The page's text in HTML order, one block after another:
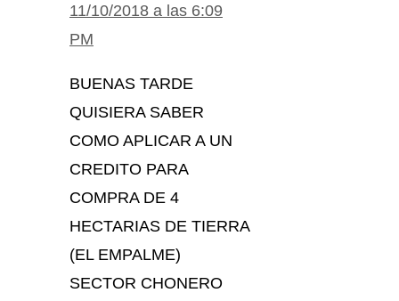
11/10/2018 a las 6:09
PM
BUENAS TARDE
QUISIERA SABER
COMO APLICAR A UN
CREDITO PARA
COMPRA DE 4
HECTARIAS DE TIERRA
(EL EMPALME)
SECTOR CHONERO